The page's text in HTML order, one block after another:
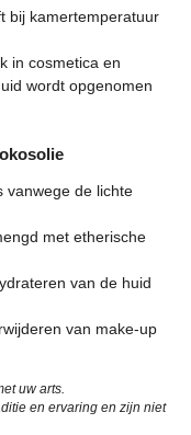
bij kamertemperatuur
in cosmetica en
wordt opgenomen
vanwege de lichte
met etherische
van de huid
van make-up
uw arts.
en ervaring en zijn niet